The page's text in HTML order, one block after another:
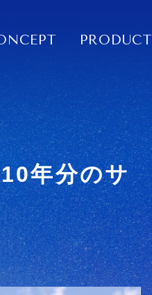
PRODUCT
年分のサ